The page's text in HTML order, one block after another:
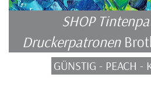
SHOP
Druckerpatronen
GÜNSTIG - PEACH -